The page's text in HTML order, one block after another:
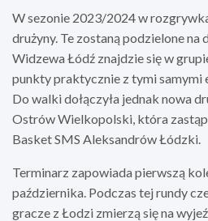
W sezonie 2023/2024 w
drużyny. Te zostaną podzielone na
Widzewa Łódź znajdzie się w
punkty praktycznie z tymi samymi
Do walki dołączyła jednak nowa
Ostrów Wielkopolski, która
Basket SMS Aleksandrów Łódzki.
Terminarz zapowiada pierwszą
października. Podczas tej rundy
gracze z Łodzi zmierzą się na